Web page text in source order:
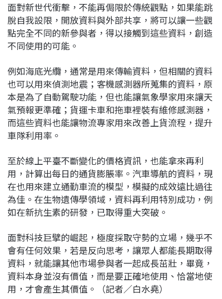
面對新世代衝擊，不能再侷限於傳統觀點，如果能跳
脫自我設限，開放資料與外部共享，將可以讓一些觀
點完全不同的新參與者，得以接觸到這些資料，創造
不同使用的可能。
例如海底光纜，通常是用來傳輸資料，但相關的資料
也可以用來偵測地震；客機感測器所蒐集的資料，原
本是為了自動駕駛功能，但也能讓氣象學家用來讓天
氣預報更準確；貨運卡車和拖車裡裝有維修感測器，
而這些資料也能讓物流專家用來改善上貨流程，提升
車隊利用率。
至於線上平臺不斷變化的價格資訊，也能拿來再利
用，計算出每日的通貨膨脹率。汽車導航的資料，現
在也用來建立通勤車流的模型，模擬的成效遠比過往
為佳。在生物遺傳學領域，資料再利用特別成功，例
如在新抗生素的研發，已取得重大突破。
面對科技巨擘的崛起，極度採取守勢的立場，幾乎不
會有任何效果，若是反向思考，讓眾人都能長期取得
資料，就能讓其他市場參與者一起成長茁壯，畢竟，
資料本身並沒有價值，而是要正確地使用、恰當地使
用，才會產生其價值。（記者／白水堯）